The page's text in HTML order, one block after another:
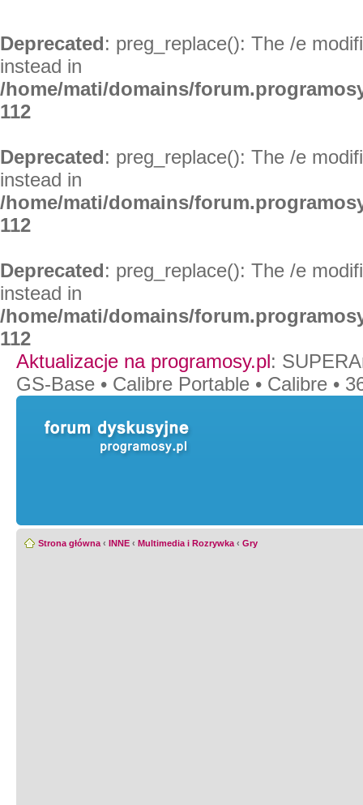
Deprecated: preg_replace(): The /e
instead in
/home/mati/domains/
112
Deprecated: preg_replace(): The /e
instead in
/home/mati/domains/
112
Deprecated: preg_replace(): The /e
instead in
/home/mati/domains/
112
Aktualizacje na programosy.pl:
GS-Base • Calibre Portable • Calibre •
Strona główna ‹ INNE ‹ Multimedia i Rozrywka ‹ Gry